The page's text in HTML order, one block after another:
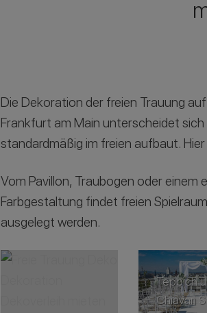
Die Dekoration der freien Trauung
Frankfurt am Main unterscheidet
standardmäßig im freien aufbaut.
Vom Pavillon, Traubogen oder einem
Farbgestaltung findet freien
ausgelegt werden.
Teppich
Chiavari